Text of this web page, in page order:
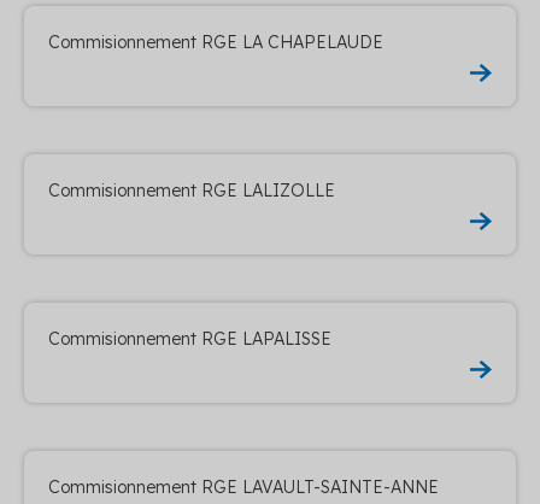
Commisionnement RGE LA CHAPELAUDE
Commisionnement RGE LALIZOLLE
Commisionnement RGE LAPALISSE
Commisionnement RGE LAVAULT-SAINTE-ANNE